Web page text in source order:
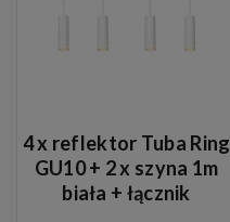
4 x reflektor Tuba Ring
GU10 + 2 x szyna 1m
biała + łącznik